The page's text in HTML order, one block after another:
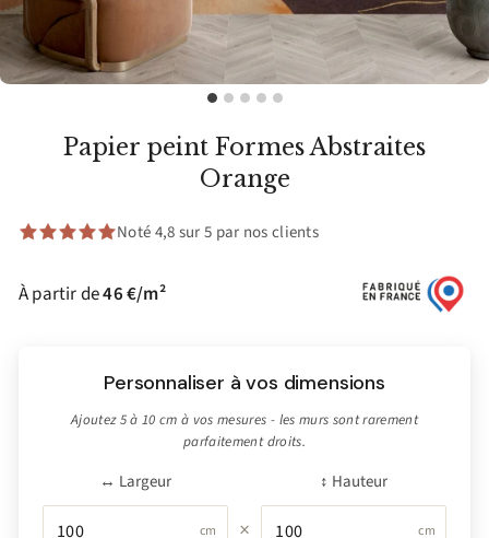
Papier peint Formes Abstraites
Orange
Noté 4,8 sur 5 par nos clients
À partir de46 €/m²
Personnaliser à vos dimensions
Ajoutez 5 à 10 cm à vos mesures - les murs sont rarement
parfaitement droits.
↔ Largeur
cm ×
↕ Hauteur
cm